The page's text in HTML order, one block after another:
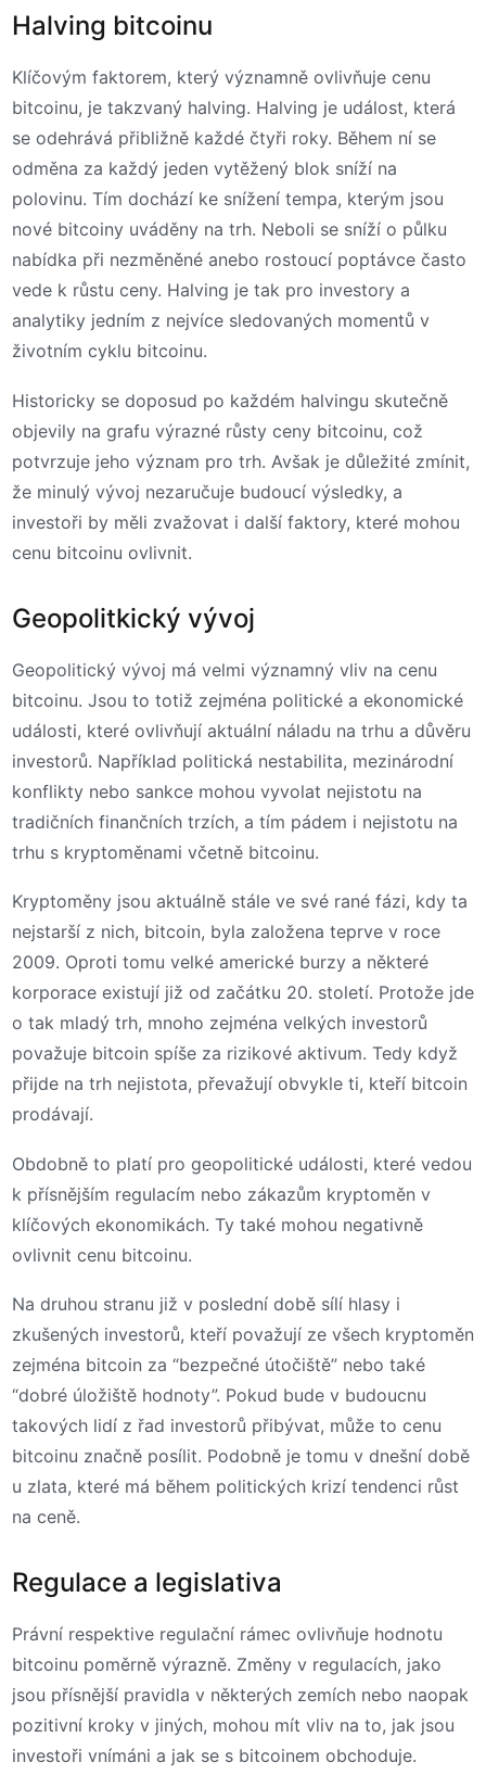
Halving bitcoinu
Klíčovým faktorem, který významně ovlivňuje cenu
bitcoinu, je takzvaný halving. Halving je událost, která
se odehrává přibližně každé čtyři roky. Během ní se
odměna za každý jeden vytěžený blok sníží na
polovinu. Tím dochází ke snížení tempa, kterým jsou
nové bitcoiny uváděny na trh. Neboli se sníží o půlku
nabídka při nezměněné anebo rostoucí poptávce často
vede k růstu ceny. Halving je tak pro investory a
analytiky jedním z nejvíce sledovaných momentů v
životním cyklu bitcoinu.
Historicky se doposud po každém halvingu skutečně
objevily na grafu výrazné růsty ceny bitcoinu, což
potvrzuje jeho význam pro trh. Avšak je důležité zmínit,
že minulý vývoj nezaručuje budoucí výsledky, a
investoři by měli zvažovat i další faktory, které mohou
cenu bitcoinu ovlivnit.
Geopolitkický vývoj
Geopolitický vývoj má velmi významný vliv na cenu
bitcoinu. Jsou to totiž zejména politické a ekonomické
události, které ovlivňují aktuální náladu na trhu a důvěru
investorů. Například politická nestabilita, mezinárodní
konflikty nebo sankce mohou vyvolat nejistotu na
tradičních finančních trzích, a tím pádem i nejistotu na
trhu s kryptoměnami včetně bitcoinu.
Kryptoměny jsou aktuálně stále ve své rané fázi, kdy ta
nejstarší z nich, bitcoin, byla založena teprve v roce
2009. Oproti tomu velké americké burzy a některé
korporace existují již od začátku 20. století. Protože jde
o tak mladý trh, mnoho zejména velkých investorů
považuje bitcoin spíše za rizikové aktivum. Tedy když
přijde na trh nejistota, převažují obvykle ti, kteří bitcoin
prodávají.
Obdobně to platí pro geopolitické události, které vedou
k přísnějším regulacím nebo zákazům kryptoměn v
klíčových ekonomikách. Ty také mohou negativně
ovlivnit cenu bitcoinu.
Na druhou stranu již v poslední době sílí hlasy i
zkušených investorů, kteří považují ze všech kryptoměn
zejména bitcoin za “bezpečné útočiště” nebo také
“dobré úložiště hodnoty”. Pokud bude v budoucnu
takových lidí z řad investorů přibývat, může to cenu
bitcoinu značně posílit. Podobně je tomu v dnešní době
u zlata, které má během politických krizí tendenci růst
na ceně.
Regulace a legislativa
Právní respektive regulační rámec ovlivňuje hodnotu
bitcoinu poměrně výrazně. Změny v regulacích, jako
jsou přísnější pravidla v některých zemích nebo naopak
pozitivní kroky v jiných, mohou mít vliv na to, jak jsou
investoři vnímáni a jak se s bitcoinem obchoduje.